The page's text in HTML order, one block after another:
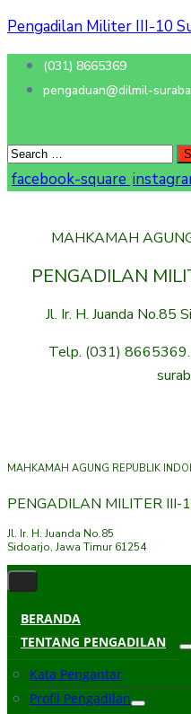
Pengadilan Militer III-10
(031) 8665369
pengaduan@dilmil-
facebook-square
MAHKAMAH
PENGADILAN
Jl. Ir. H. Juanda No.85
Telp. (031) 8665369.
MAHKAMAH AGUNG REPUBLIK
PENGADILAN MILITER III-
Jl. Ir. H. Juanda No.85
Sidoarjo, Jawa Timur 61254
BERANDA
TENTANG PENGADILAN
Kata Pengantar
Profil Pengadilan